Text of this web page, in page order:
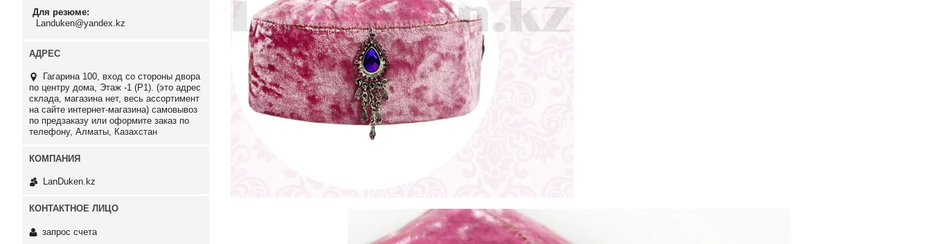
Для резюме
Landuken@yandex.kz
Гагарина 100, вход со стороны двора
по центру дома, Этаж -1 (P1). (это адрес
склада, магазина нет, весь ассортимент
на сайте интернет-магазина) самовывоз
по предзаказу или оформите заказ по
телефону, Алматы, Казахстан
LanDuken.kz
запрос счета